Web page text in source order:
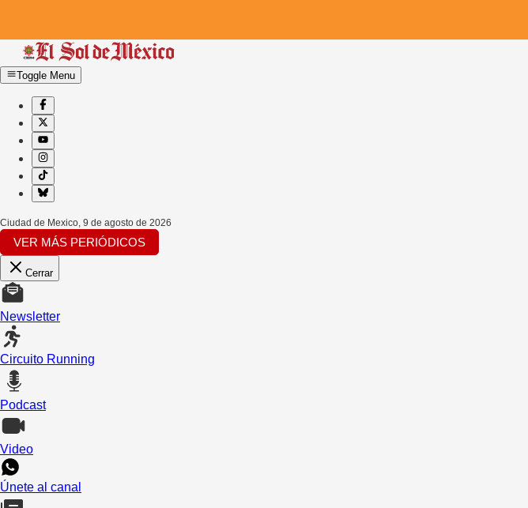
Toggle Menu
Ciudad de Mexico, 9 de agosto de 2026
VER MÁS PERIÓDICOS
Cerrar
Newsletter
Circuito Running
Podcast
Video
Únete al canal